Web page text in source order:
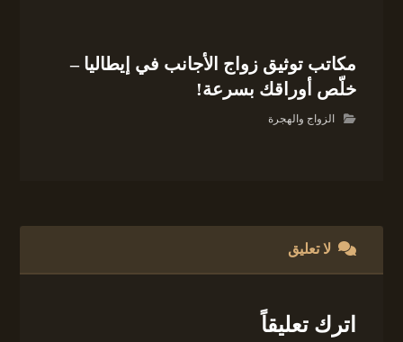
مكاتب توثيق زواج الأجانب في إيطاليا –
خلّص أوراقك بسرعة!
الزواج والهجرة
لا تعليق
اترك تعليقاً